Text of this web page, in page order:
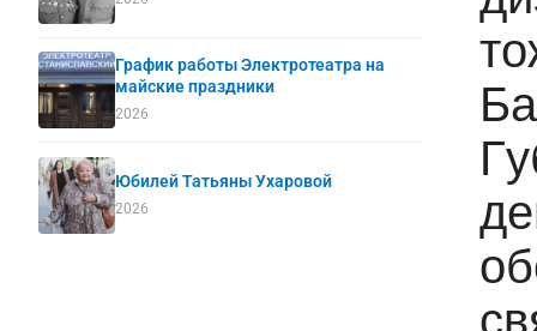
График работы Электротеатра на
майские праздники
2026
Юбилей Татьяны Ухаровой
2026